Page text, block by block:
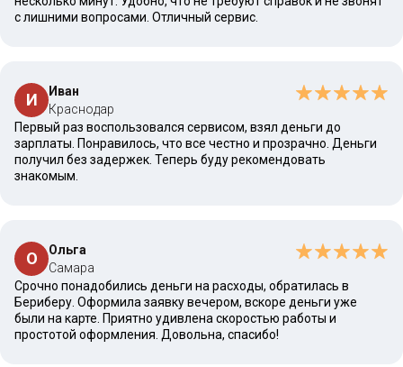
с лишними вопросами. Отличный сервис.
И
Иван
Краснодар
Первый раз воспользовался сервисом, взял деньги до
зарплаты. Понравилось, что все честно и прозрачно. Деньги
получил без задержек. Теперь буду рекомендовать
знакомым.
О
Ольга
Самара
Срочно понадобились деньги на расходы, обратилась в
Бериберу. Оформила заявку вечером, вскоре деньги уже
были на карте. Приятно удивлена скоростью работы и
простотой оформления. Довольна, спасибо!